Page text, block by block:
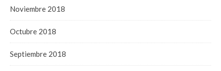
Noviembre 2018
Octubre 2018
Septiembre 2018